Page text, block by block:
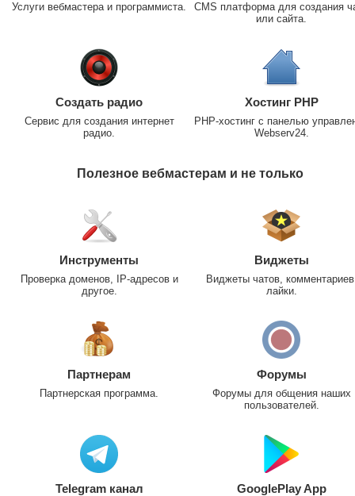
Услуги вебмастера и программиста.
CMS платформа для создания
или сайта.
Создать радио
Сервис для создания интернет
радио.
Хостинг PHP
PHP-хостинг с панелью
Webserv24.
Полезное вебмастерам и не только
Инструменты
Проверка доменов, IP-адресов и
другое.
Виджеты
Виджеты чатов,
лайки.
Партнерам
Партнерская программа.
Форумы
Форумы для общения наших
пользователей.
Telegram канал GooglePlay App